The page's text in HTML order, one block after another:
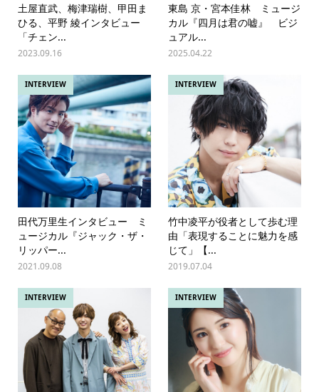
土屋直武、梅津瑞樹、甲田ま
ひる、平野 綾インタビュー
「チェン...
2023.09.16
東島 京・宮本佳林 ミュージ
カル『四月は君の嘘』 ビジ
ュアル...
2025.04.22
INTERVIEW
田代万里生インタビュー ミ
ュージカル『ジャック・ザ・
リッパー...
2021.09.08
INTERVIEW
竹中凌平が役者として歩む理
由「表現することに魅力を感
じて」【...
2019.07.04
INTERVIEW INTERVIEW